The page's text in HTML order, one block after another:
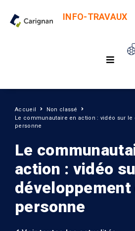
INFO-TRAVAUX
Accueil
Non classé
Le communautaire en action : vidéo sur le
personne
Le
action : vidéo
développement
personne